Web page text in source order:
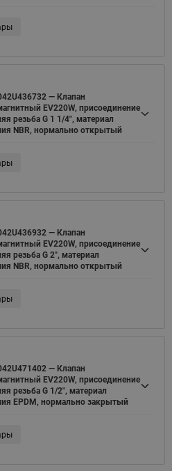
— Клапан
EV220W, присоединение
резьба G 1 1/4", материал
NBR, нормально открытый
— Клапан
EV220W, присоединение
резьба G 2", материал
NBR, нормально открытый
— Клапан
EV220W, присоединение
резьба G 1/2", материал
EPDM, нормально закрытый